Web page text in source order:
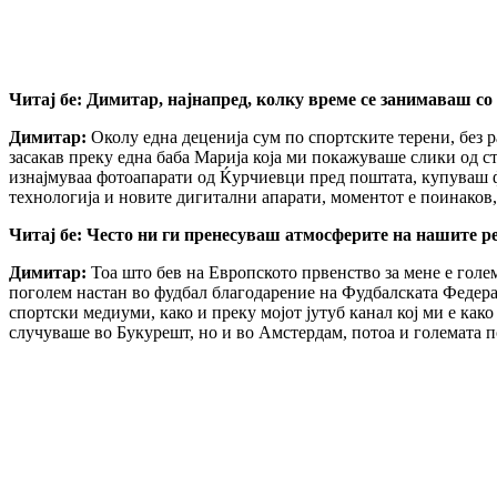
Читај бе: Димитар, најнапред, колку време се занимаваш
Димитар: Околу една деценија сум по спортските терени,
засакав преку една баба Марија која ми покажуваше слики од
изнајмуваа фотоапарати од Ќурчиевци пред поштата,
технологија и новите дигитални апарати, моментот е
Читај бе: Често ни ги пренесуваш атмосферите на нашите
Димитар: Тоа што бев на Европското првенство за мене е
поголем настан во фудбал благодарение на Фудбалската
спортски медиуми, како и преку мојот јутуб канал кој ми е
случуваше во Букурешт, но и во Амстердам, потоа и големата